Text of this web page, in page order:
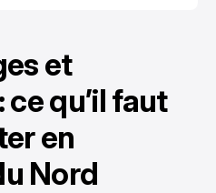
et
qu’il faut
en
Nord